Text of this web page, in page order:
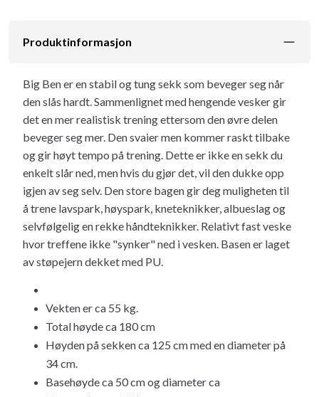
Produktinformasjon
Big Ben er en stabil og tung sekk som beveger seg når
den slås hardt. Sammenlignet med hengende vesker gir
det en mer realistisk trening ettersom den øvre delen
beveger seg mer. Den svaier men kommer raskt tilbake
og gir høyt tempo på trening. Dette er ikke en sekk du
enkelt slår ned, men hvis du gjør det, vil den dukke opp
igjen av seg selv. Den store bagen gir deg muligheten til
å trene lavspark, høyspark, kneteknikker, albueslag og
selvfølgelig en rekke håndteknikker. Relativt fast veske
hvor treffene ikke "synker" ned i vesken. Basen er laget
av støpejern dekket med PU.
Vekten er ca 55 kg.
Total høyde ca 180 cm
Høyden på sekken ca 125 cm med en diameter på
34 cm.
Basehøyde ca 50 cm og diameter ca